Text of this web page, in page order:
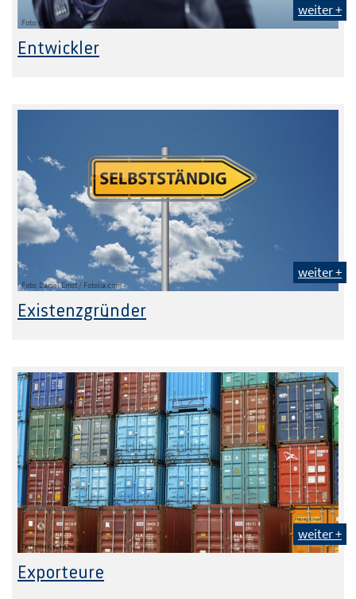
Foto: Coloures-Pic - stock.adobe.com
weiter +
Entwickler
Foto: Daniel Ernst / Fotolia.com
weiter +
Existenzgründer
Foto: IHK Arnsberg
weiter +
Exporteure